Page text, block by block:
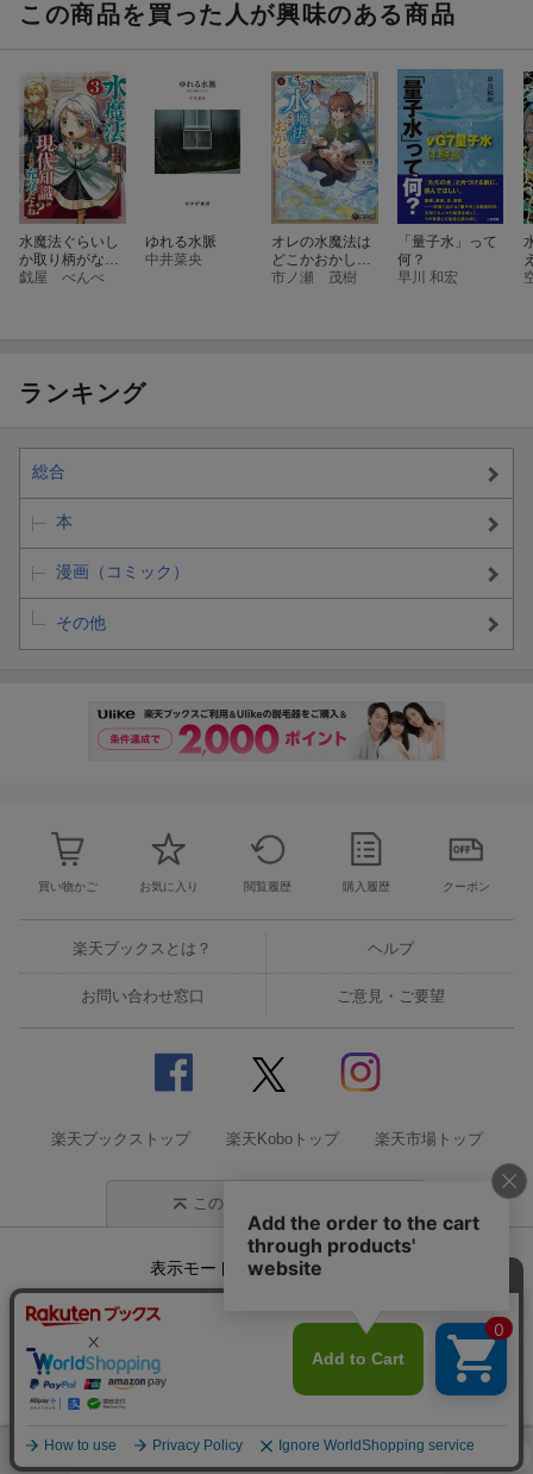
この商品を買った人が興味のある商品
水魔法ぐらいし
か取り柄がない
けど現代知識が
戯屋 べんべ
ゆれる水脈
中井菜央
オレの水魔法は
どこかおかし
い 〜水だけで
市ノ瀬 茂樹
「量子水」って
何？
早川 和宏
ランキング
総合
本
漫画（コミック）
その他
買い物かご お気に入り 閲覧履歴 購入履歴 クーポン
楽天ブックスとは？ ヘルプ
お問い合わせ窓口 ご意見・ご要望
楽天ブックストップ 楽天Koboトップ 楽天市場トップ
このページの先頭に戻る
表示モード モバイル
企業情報 個人情報保護方針
特定商取引法に基づく表記
© Rakuten Group, Inc.